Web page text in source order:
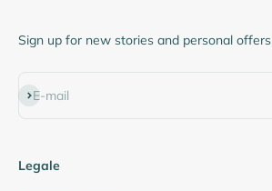
Sign up for new stories and personal offers
E-mail
Subscribe
Legale